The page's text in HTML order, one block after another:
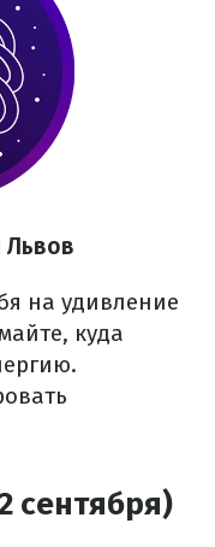
Львов
на удивление
куда
сентября)